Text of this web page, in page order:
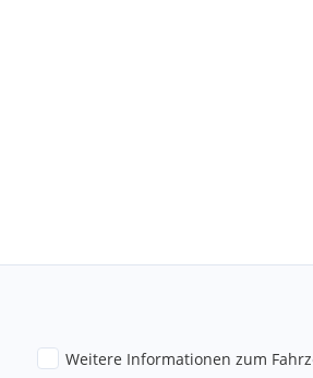
Weitere Informationen zum